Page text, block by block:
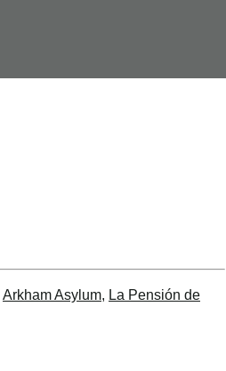
Arkham Asylum, La Pensión de